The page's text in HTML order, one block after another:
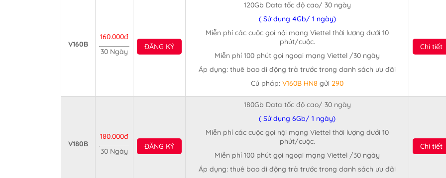
V160B
160.000đ
30 Ngày
ĐĂNG KÝ
120Gb Data tốc độ cao/ 30 ngày
( Sử dụng 4Gb/ 1 ngày)
Miễn phí các cuộc gọi nội mạng Viettel thời lượng dưới 10
phút/cuộc.
Miễn phí 100 phút gọi ngoại mạng Viettel /30 ngày
Áp dụng: thuê bao di động trả trước trong danh sách ưu đãi
Cú pháp: V160B HN8 gửi 290
Chi tiết
V180B
180.000đ
30 Ngày
ĐĂNG KÝ
180Gb Data tốc độ cao/ 30 ngày
( Sử dụng 6Gb/ 1 ngày)
Miễn phí các cuộc gọi nội mạng Viettel thời lượng dưới 10
phút/cuộc.
Miễn phí 100 phút gọi ngoại mạng Viettel /30 ngày
Áp dụng: thuê bao di động trả trước trong danh sách ưu đãi
Chi tiết